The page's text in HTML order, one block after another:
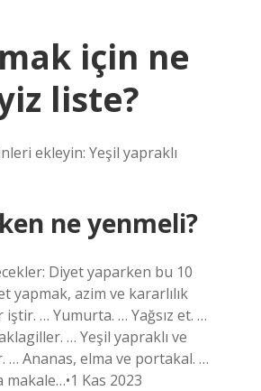
için ne
liste?
ekleyin: Yeşil yapraklı
ne yenmeli?
Diyet yaparken bu 10
yapmak, azim ve kararlılık
… Yumurta. … Yağsız et. …
… Yeşil yapraklı ve
… Ananas, elma ve portakal. …
Kas 2023